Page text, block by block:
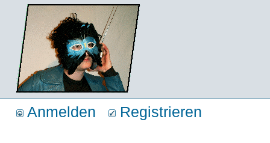
Anmelden Registrieren